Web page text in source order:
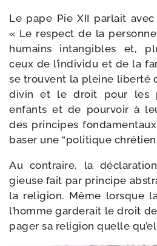
Le pape Pie XII par­lait
« Le res­pect de la
humains intan­gibles et,
ceux de l’individu et de la
se trouvent la pleine liber­té
divin et le droit pour les
enfants et de pour­voir à
des prin­cipes
baser une “poli­tique
Au contraire, la
gieuse fait par prin­cipe
la reli­gion. Même lorsque
l’homme gar­de­rait le droit
pa­ger sa reli­gion quelle